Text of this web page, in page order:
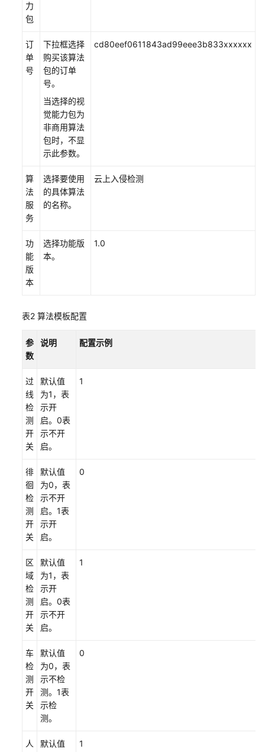
IVM
视
频
数
据
开
通
DIS
道
新
频
源
分
作
业
查
看
分
析
结
果
常
见
问
题
文
下
载
通
用
考
产
品
术
责
力
包
订
单
号
下拉框选择
购买该算法
包的订单
号。
当选择的视
觉能力包为
非商用算法
包时，不显
示此参数。
cd80eef0611843ad99eee3b833xxxxxx
算
法
服
务
选择要使用
的具体算法
的名称。
云上入侵检测
功
能
版
本
选择功能版
本。
1.0
表2 算法模板配置
参
数
说明 配置示例
过
线
检
测
开
关
默认值
为1，表
示开
启。0表
示不开
启。
1
徘
徊
检
测
开
关
默认值
为0，表
示不开
启。1表
示开
启。
0
区
域
检
测
开
关
默认值
为1，表
示开
启。0表
示不开
启。
1
车
检
测
开
关
默认值
为0，表
示不检
测。1表
示检
测。
0
人
默认值
1